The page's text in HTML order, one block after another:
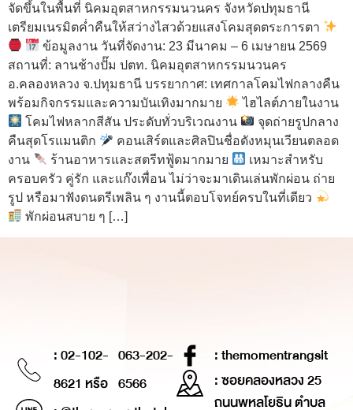
จัดขึ้นในพื้นที่ นิคมอุตสาหกรรมนวนคร จังหวัดปทุมธานี
เตรียมเนรมิตค่ำคืนให้สว่างไสวด้วยแสงโคมสุดตระการตา
ข้อมูลงาน วันที่จัดงาน: 23 มีนาคม – 6 เมษายน 2569
สถานที่: ลานช้างปั๊ม ปตท. นิคมอุตสาหกรรมนวนคร
อ.คลองหลวง จ.ปทุมธานี บรรยากาศ: เทศกาลโคมไฟกลางคืน
พร้อมกิจกรรมและความบันเทิงมากมาย
ไฮไลต์ภายในงาน
โคมไฟหลากสีสัน ประดับทั่วบริเวณงาน
จุดถ่ายรูปกลาง
คืนสุดโรแมนติก
คอนเสิร์ตและศิลปินชื่อดังหมุนเวียนตลอด
งาน
ร้านอาหารและสตรีทฟู้ดมากมาย
เหมาะสำหรับ
ครอบครัว คู่รัก และแก๊งเพื่อน ไม่ว่าจะมาเดินเล่นพักผ่อน ถ่าย
รูป หรือมาฟังดนตรีเพลิน ๆ งานนี้ตอบโจทย์ครบในที่เดียว
พักผ่อนสบาย ๆ […]
: 02-102-
8621 หรือ
063-202-
6566
: themomentrangsit
: ซอยคลองหลวง 25
ถนนพหลโยธิน ตำบล